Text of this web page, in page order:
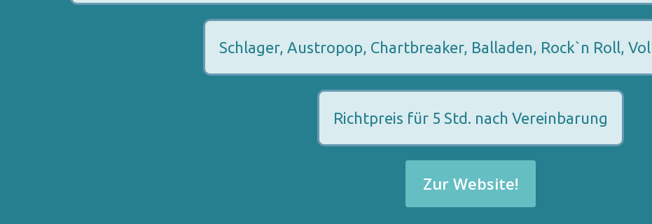
Schlager, Austropop, Chartbreaker, Balladen, Rock`n Roll,
Richtpreis für 5 Std. nach Vereinbarung
Zur Website!